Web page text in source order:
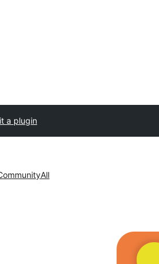
a plugin
All